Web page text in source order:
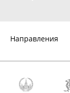
Направления